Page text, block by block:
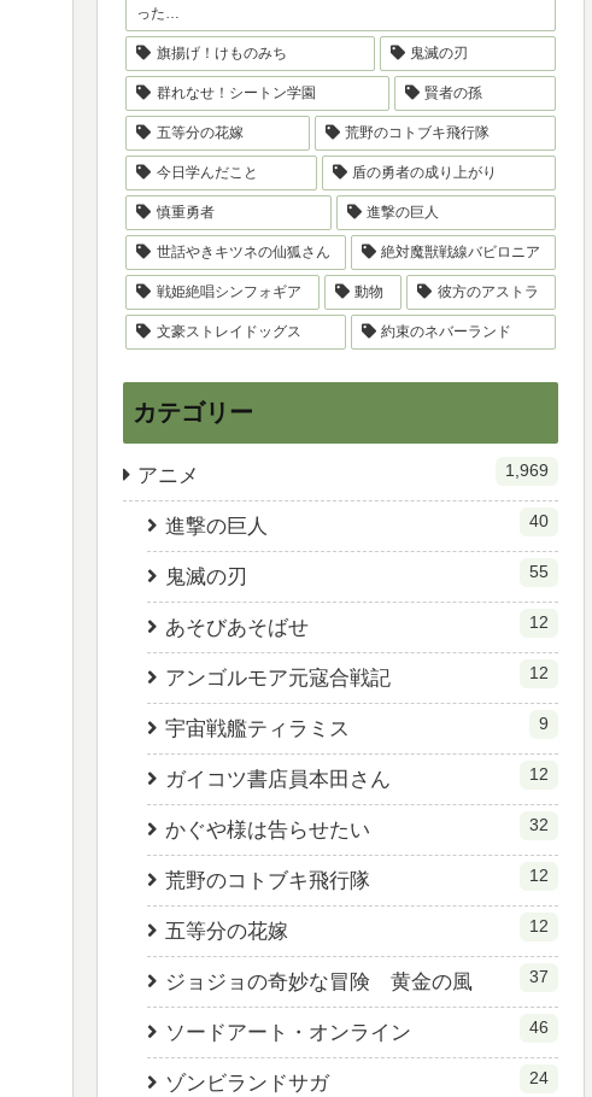
った…
旗揚げ！けものみち 鬼滅の刃
群れなせ！シートン学園 賢者の孫
五等分の花嫁 荒野のコトブキ飛行隊
今日学んだこと 盾の勇者の成り上がり
慎重勇者 進撃の巨人
世話やきキツネの仙狐さん 絶対魔獣戦線バビロニア
戦姫絶唱シンフォギア 動物 彼方のアストラ
文豪ストレイドッグス 約束のネバーランド
カテゴリー
アニメ 1,969
進撃の巨人 40
鬼滅の刃 55
あそびあそばせ 12
アンゴルモア元寇合戦記 12
宇宙戦艦ティラミス 9
ガイコツ書店員本田さん 12
かぐや様は告らせたい 32
荒野のコトブキ飛行隊 12
五等分の花嫁 12
ジョジョの奇妙な冒険 黄金の風 37
ソードアート・オンライン 46
ゾンビランドサガ 24